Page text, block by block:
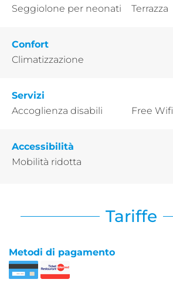
Seggiolone per neonati
Terrazza
Confort
Climatizzazione
Servizi
Accoglienza disabili
Free Wifi
Accessibilità
Mobilità ridotta
Tariffe
Metodi di pagamento